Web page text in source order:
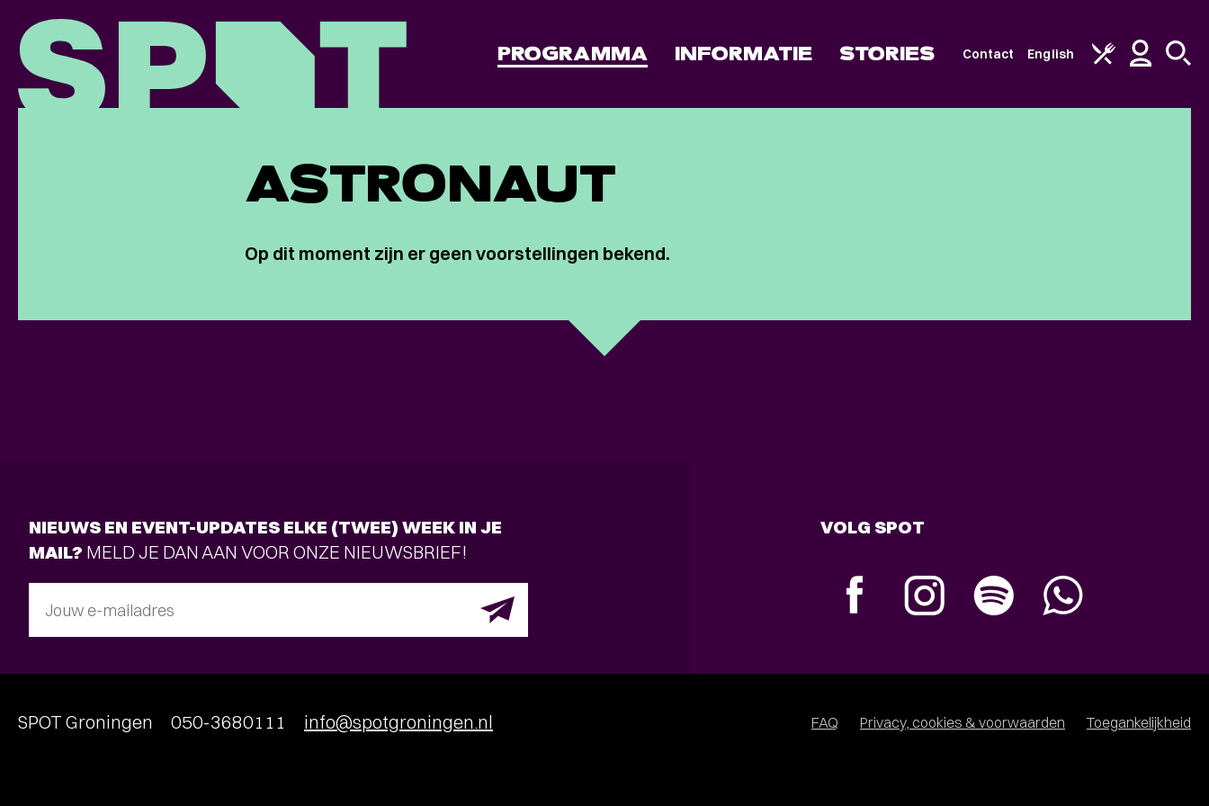
PROGRAMMA INFORMATIE STORIES Contact English
ASTRONAUT
Op dit moment zijn er geen voorstellingen bekend.
NIEUWS EN EVENT-UPDATES ELKE (TWEE) WEEK IN JE
MAIL? MELD JE DAN AAN VOOR ONZE NIEUWSBRIEF!
Jouw e-mailadres
VOLG SPOT
SPOT Groningen 050-3680111 info@spotgroningen.nl FAQ Privacy, cookies & voorwaarden Toegankelijkheid